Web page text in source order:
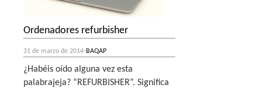
Ordenadores refurbisher
31 de marzo de 2014- BAQAP
¿Habéis oído alguna vez esta
palabrajeja? “REFURBISHER”. Significa